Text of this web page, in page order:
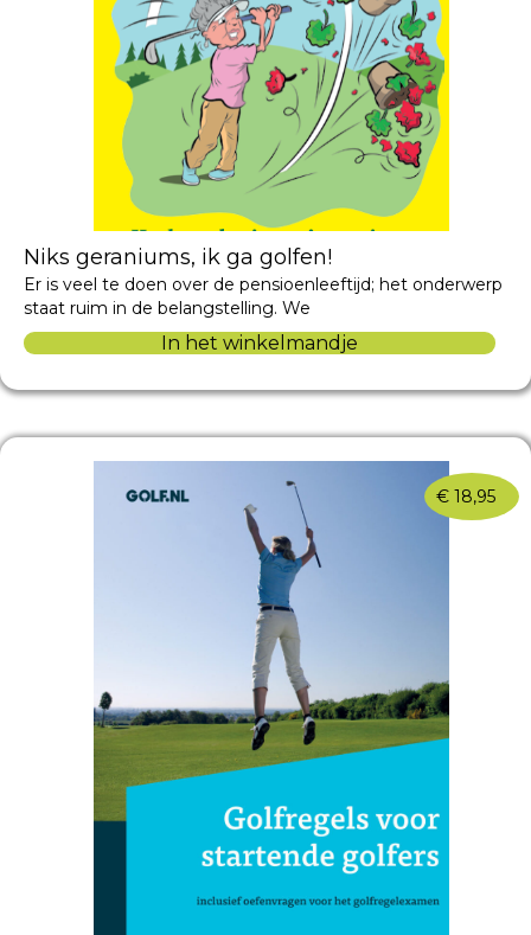
Niks geraniums, ik ga golfen!
Er is veel te doen over de pensioenleeftijd; het onderwerp
staat ruim in de belangstelling. We
In het winkelmandje
€ 18,95